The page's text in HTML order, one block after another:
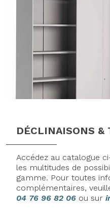
DÉCLINAISONS &
Accédez au catalogue
les multitudes de
gamme. Pour toutes
complémentaires,
04 76 96 82 06 ou sur